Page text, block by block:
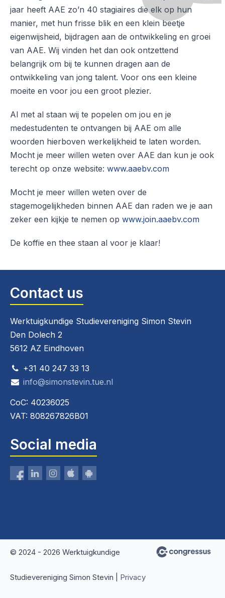
jaar heeft AAE zo’n 40 stagiaires die elk op hun
manier, met hun frisse blik en een klein beetje
eigenwijsheid, bijdragen aan de ontwikkeling en groei
van AAE. Wij vinden het dan ook ontzettend
belangrijk om bij te kunnen dragen aan de
ontwikkeling van jong talent. Voor ons een kleine
moeite en voor jou een groot plezier.
Al met al staan wij te popelen om jou en je
medestudenten te ontvangen bij AAE om alle
woorden hierboven werkelijkheid te laten worden.
Mocht je meer willen weten over AAE dan kun je ook
terecht op onze website: www.aaebv.com
Mocht je meer willen weten over de
stagemogelijkheden binnen AAE dan raden we je aan
zeker een kijkje te nemen op www.join.aaebv.com
De koffie en thee staan al voor je klaar!
Contact us
Werktuigkundige Studievereniging Simon Stevin
Den Dolech 2
5612 AZ Eindhoven
+31 40 247 33 13
info@simonstevin.tue.nl
CoC: 40236025
VAT: 808267826B01
Social media
© 2024 - 2026 Werktuigkundige
Studievereniging Simon Stevin | Privacy